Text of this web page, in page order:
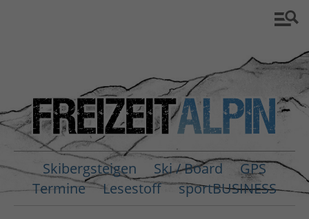
Skibergsteigen Ski / Board
GPS
Termine
Lesestoff sportBUSINESS